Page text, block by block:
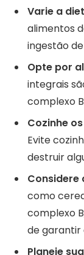
Varie a
alimentos
ingestão
Opte por
integrais
complexo
Cozinhe
Evite
destruir
como
complexo
de garantir
Planeje